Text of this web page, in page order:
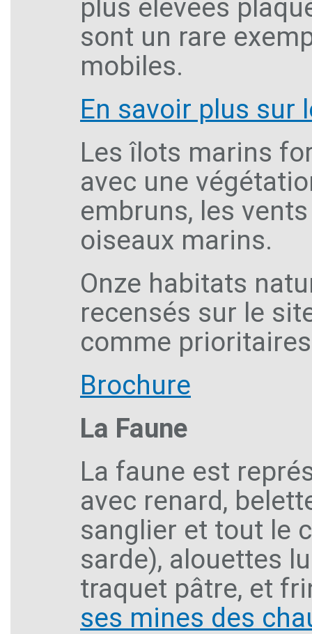
plus élevées
sont un rare
mobiles.
En savoir plus sur
Les îlots marins
avec une
embruns, les
oiseaux marins.
Onze habitats
recensés sur le
comme
Brochure
La Faune
La faune est
avec renard,
sanglier et tout le
sarde), alouettes
traquet pâtre, et
ses mines des